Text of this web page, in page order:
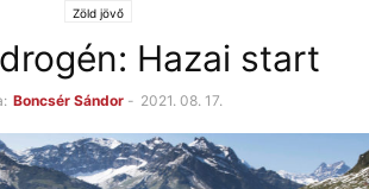
Zöld jövő
Hazai start
Boncsér Sándor - 2021. 08. 17.